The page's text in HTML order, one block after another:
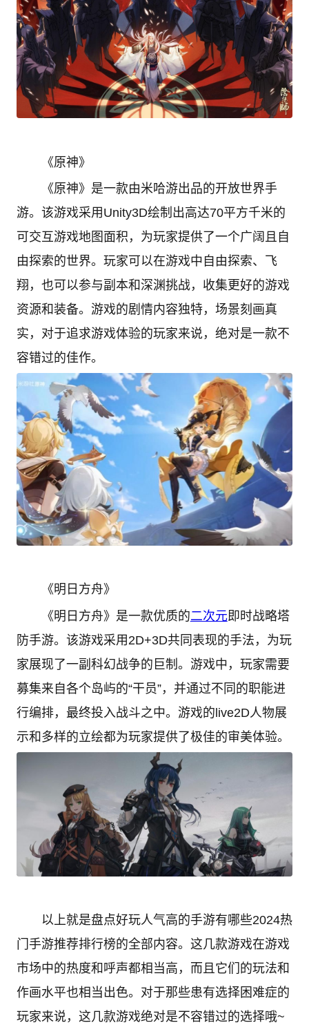
《原神》
《原神》是一款由米哈游出品的开放世界手
游。该游戏采用Unity3D绘制出高达70平方千米的
可交互游戏地图面积，为玩家提供了一个广阔且自
由探索的世界。玩家可以在游戏中自由探索、飞
翔，也可以参与副本和深渊挑战，收集更好的游戏
资源和装备。游戏的剧情内容独特，场景刻画真
实，对于追求游戏体验的玩家来说，绝对是一款不
容错过的佳作。
《明日方舟》
《明日方舟》是一款优质的二次元即时战略塔
防手游。该游戏采用2D+3D共同表现的手法，为玩
家展现了一副科幻战争的巨制。游戏中，玩家需要
募集来自各个岛屿的“干员”，并通过不同的职能进
行编排，最终投入战斗之中。游戏的live2D人物展
示和多样的立绘都为玩家提供了极佳的审美体验。
以上就是盘点好玩人气高的手游有哪些2024热
门手游推荐排行榜的全部内容。这几款游戏在游戏
市场中的热度和呼声都相当高，而且它们的玩法和
作画水平也相当出色。对于那些患有选择困难症的
玩家来说，这几款游戏绝对是不容错过的选择哦~